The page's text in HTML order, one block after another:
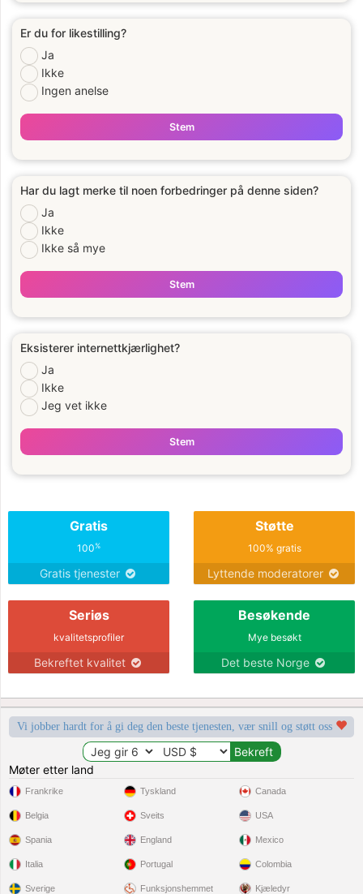
Er du for likestilling?
Ja
Ikke
Ingen anelse
Stem
Har du lagt merke til noen forbedringer på denne siden?
Ja
Ikke
Ikke så mye
Stem
Eksisterer internettkjærlighet?
Ja
Ikke
Jeg vet ikke
Stem
Gratis
100%
Gratis tjenester
Støtte
100% gratis
Lyttende moderatorer
Seriøs
kvalitetsprofiler
Bekreftet kvalitet
Besøkende
Mye besøkt
Det beste Norge
Vi jobber hardt for å gi deg den beste tjenesten, vær snill og støtt oss
Møter etter land
Frankrike
Belgia
Spania
Italia
Sverige
Tyskland
Sveits
England
Portugal
Funksjonshemmet
Canada
USA
Mexico
Colombia
Kjæledyr